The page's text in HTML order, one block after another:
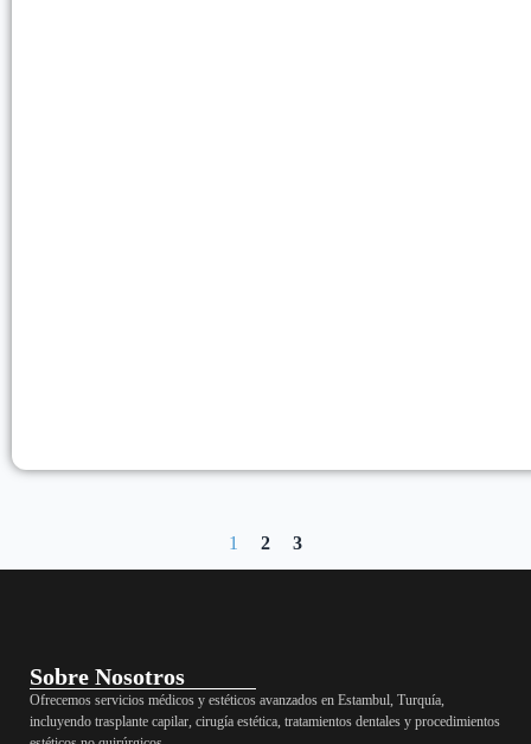
1 2 3
Sobre Nosotros
Ofrecemos servicios médicos y estéticos avanzados en Estambul, Turquía,
incluyendo trasplante capilar, cirugía estética, tratamientos dentales y procedimientos